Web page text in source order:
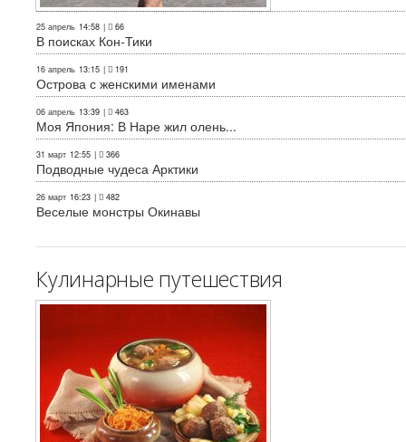
25 апрель 14:58 | 66
В поисках Кон-Тики
16 апрель 13:15 | 191
Острова с женскими именами
06 апрель 13:39 | 463
Моя Япония: В Наре жил олень...
31 март 12:55 | 366
Подводные чудеса Арктики
26 март 16:23 | 482
Веселые монстры Окинавы
Кулинарные путешествия